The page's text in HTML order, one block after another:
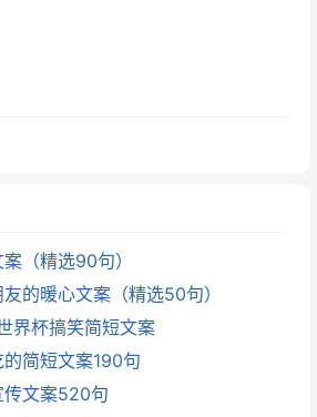
，放空自己，感受、享受孤独！
途风景，怎么样？
美景一样美好！
一些就更好了。
迎来最美的风景。
（精选90句）
的暖心文案（精选50句）
界杯搞笑简短文案
简短文案190句
文案520句